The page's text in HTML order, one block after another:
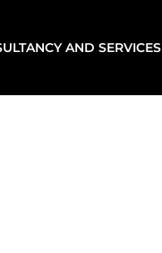
AND SERVICES